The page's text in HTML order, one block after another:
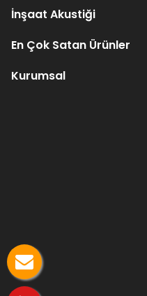
İnşaat Akustiği
En Çok Satan Ürünler
Kurumsal